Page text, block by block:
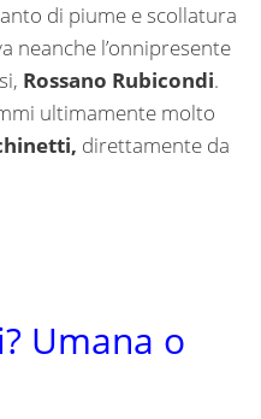
di piume e scollatura
neanche l’onnipresente
Rossano Rubicondi.
ultimamente molto
direttamente da
Umana o